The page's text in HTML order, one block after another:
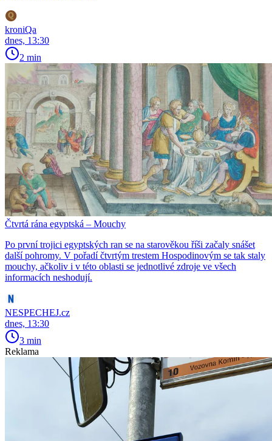
kroniQa
dnes, 13:30
2 min
Čtvrtá rána egyptská – Mouchy
Po první trojici egyptských ran se na starověkou říši začaly snášet
další pohromy. V pořadí čtvrtým trestem Hospodinovým se tak staly
mouchy, ačkoliv i v této oblasti se jednotlivé zdroje ve všech
informacích neshodují.
NESPECHEJ.cz
dnes, 13:30
3 min
Reklama